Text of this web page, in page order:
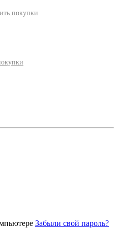
покупки
Забыли свой пароль?